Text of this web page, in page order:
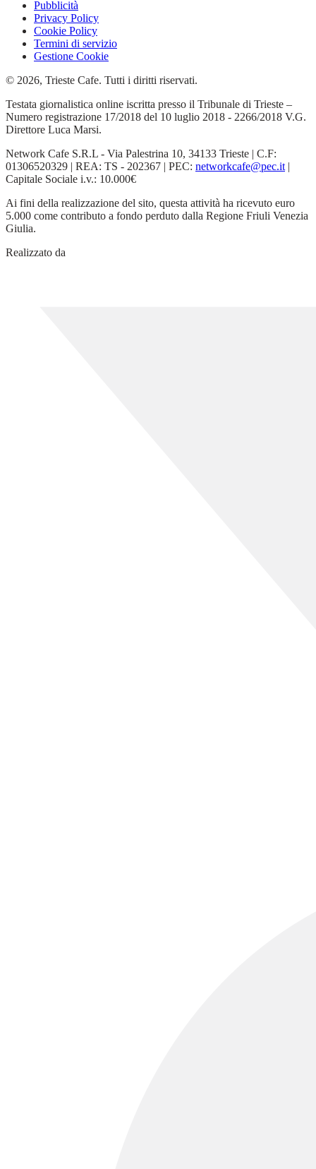
Pubblicità
Privacy Policy
Cookie Policy
Termini di servizio
Gestione Cookie
© 2026, Trieste Cafe. Tutti i diritti riservati.
Testata giornalistica online iscritta presso il Tribunale di Trieste –
Numero registrazione 17/2018 del 10 luglio 2018 - 2266/2018 V.G.
Direttore Luca Marsi.
Network Cafe S.R.L - Via Palestrina 10, 34133 Trieste | C.F:
01306520329 | REA: TS - 202367 | PEC: networkcafe@pec.it|
Capitale Sociale i.v.: 10.000€
Ai fini della realizzazione del sito, questa attività ha ricevuto euro
5.000 come contributo a fondo perduto dalla Regione Friuli Venezia
Giulia.
Realizzato da